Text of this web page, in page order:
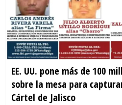
EE. UU. pone más de 100
sobre la mesa para
Cártel de Jalisco